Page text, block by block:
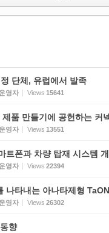
단체, 유럽에서 발족
운영자 Views 15641
품 만들기에 공헌하는 커
운영자 Views 13551
트폰과 차량 탑재 시스템
운영자 Views 22394
나타내는 아나타제형
운영자 Views 26302
향